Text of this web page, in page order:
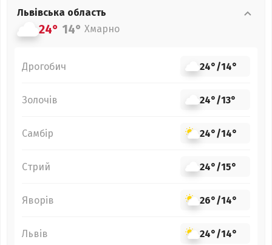
Львівська область
24° 14° Хмарно
Дрогобич 24°/14°
Золочів 24°/13°
Самбір 24°/14°
Стрий 24°/15°
Яворів 26°/14°
Львів 24°/14°